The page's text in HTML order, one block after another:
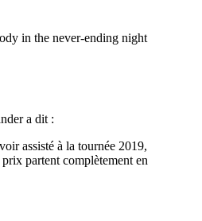
in the never-ending night
a dit :
assisté à la tournée 2019,
partent complètement en